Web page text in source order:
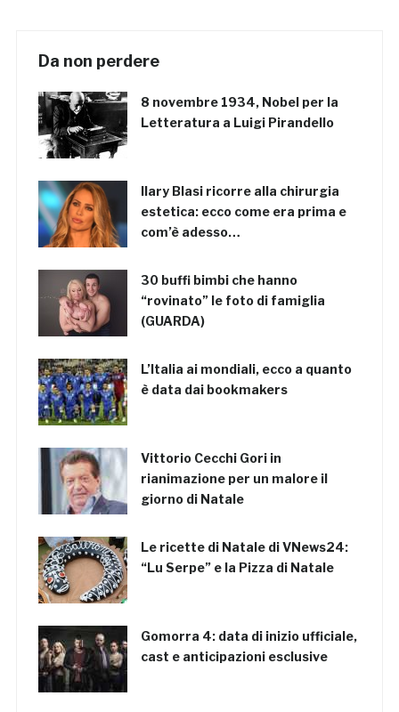
Da non perdere
8 novembre 1934, Nobel per la
Letteratura a Luigi Pirandello
Ilary Blasi ricorre alla chirurgia
estetica: ecco come era prima e
com’è adesso…
30 buffi bimbi che hanno
“rovinato” le foto di famiglia
(GUARDA)
L’Italia ai mondiali, ecco a quanto
è data dai bookmakers
Vittorio Cecchi Gori in
rianimazione per un malore il
giorno di Natale
Le ricette di Natale di VNews24:
“Lu Serpe” e la Pizza di Natale
Gomorra 4: data di inizio ufficiale,
cast e anticipazioni esclusive